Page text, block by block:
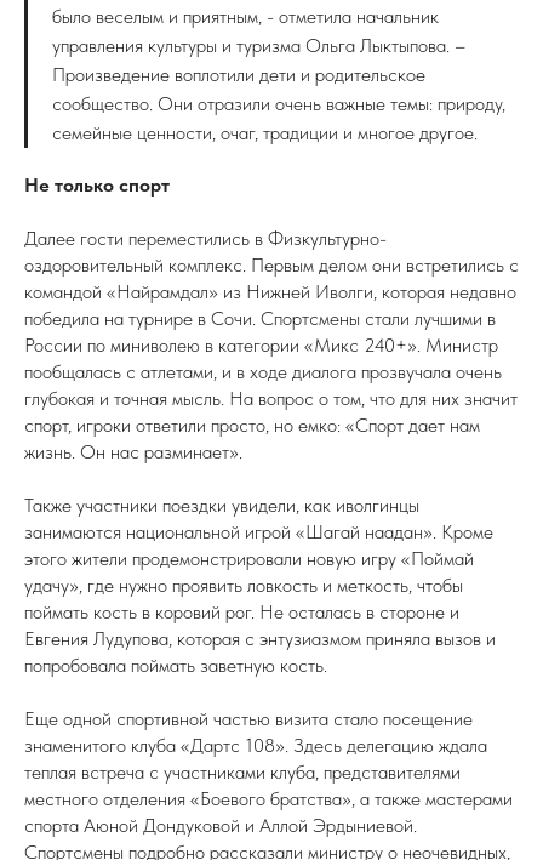
было веселым и приятным, - отметила начальник
управления культуры и туризма Ольга Лыктыпова. –
Произведение воплотили дети и родительское
сообщество. Они отразили очень важные темы: природу,
семейные ценности, очаг, традиции и многое другое.
Не только спорт
Далее гости переместились в Физкультурно-
оздоровительный комплекс. Первым делом они встретились с
командой «Найрамдал» из Нижней Иволги, которая недавно
победила на турнире в Сочи. Спортсмены стали лучшими в
России по миниволею в категории «Микс 240+». Министр
пообщалась с атлетами, и в ходе диалога прозвучала очень
глубокая и точная мысль. На вопрос о том, что для них значит
спорт, игроки ответили просто, но емко: «Спорт дает нам
жизнь. Он нас разминает».
Также участники поездки увидели, как иволгинцы
занимаются национальной игрой «Шагай наадан». Кроме
этого жители продемонстрировали новую игру «Поймай
удачу», где нужно проявить ловкость и меткость, чтобы
поймать кость в коровий рог. Не осталась в стороне и
Евгения Лудупова, которая с энтузиазмом приняла вызов и
попробовала поймать заветную кость.
Еще одной спортивной частью визита стало посещение
знаменитого клуба «Дартс 108». Здесь делегацию ждала
теплая встреча с участниками клуба, представителями
местного отделения «Боевого братства», а также мастерами
спорта Аюной Дондуковой и Аллой Эрдыниевой.
Спортсмены подробно рассказали министру о неочевидных,